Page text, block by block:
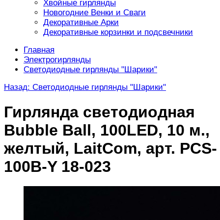
Хвойные гирлянды
Новогодние Венки и Сваги
Декоративные Арки
Декоративные корзинки и подсвечники
Главная
Электрогирлянды
Светодиодные гирлянды "Шарики"
Назад: Светодиодные гирлянды "Шарики"
Гирлянда светодиодная
Bubble Ball, 100LED, 10 м.,
желтый, LaitCom, арт. PCS-
100B-Y 18-023